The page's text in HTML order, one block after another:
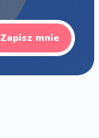
Zapisz mnie